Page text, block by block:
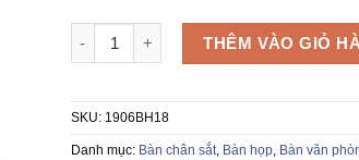
Bàn họp chân sắt 1906BH18 số lượng
THÊM VÀO GIỎ
SKU: 1906BH18
Danh mục: Bàn chân sắt, Bàn họp, Bàn văn